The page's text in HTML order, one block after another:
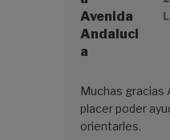
Avenida
Andaluci
a
Muchas gracias
placer poder
orientarles.